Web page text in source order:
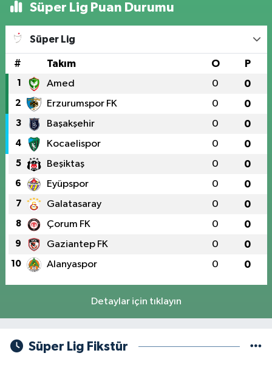
Süper Lig Puan Durumu
Süper Lig
# Takım O P
1 Amed 0 0
2 Erzurumspor FK 0 0
3 Başakşehir 0 0
4 Kocaelispor 0 0
5 Beşiktaş 0 0
6 Eyüpspor 0 0
7 Galatasaray 0 0
8 Çorum FK 0 0
9 Gaziantep FK 0 0
10 Alanyaspor 0 0
Detaylar için tıklayın
Süper Lig Fikstür